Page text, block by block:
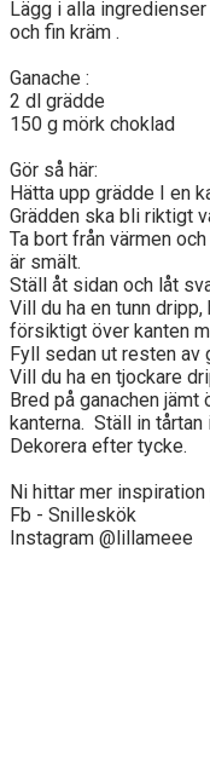
Lägg i alla
och fin kräm .
Ganache :
2 dl grädde
150 g mörk choklad
Gör så här:
Hätta upp grädde I en
Grädden ska bli riktigt
Ta bort från värmen
är smält.
Ställ åt sidan och låt
Vill du ha en tunn
försiktigt över kanten
Fyll sedan ut resten av
Vill du ha en tjockare
Bred på ganachen
kanterna. Ställ in
Dekorera efter tycke.
Ni hittar mer inspiration
Fb - Snilleskök
Instagram @lillameee